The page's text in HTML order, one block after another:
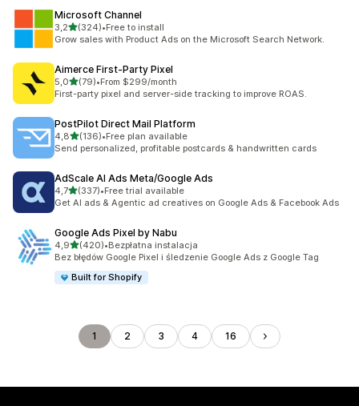
Microsoft Channel
3,2na 5 gwiazdek
(324)
Łączna liczba recenzji: 324
•Free to install
Grow sales with Product Ads on the Microsoft Search Network.
Aimerce First‑Party Pixel
5,0na 5 gwiazdek
(79)
Łączna liczba recenzji: 79
•From $299/month
First-party pixel and server-side tracking to improve ROAS.
PostPilot Direct Mail Platform
4,8na 5 gwiazdek
(136)
Łączna liczba recenzji: 136
•Free plan available
Send personalized, profitable postcards & handwritten cards
AdScale AI Ads Meta/Google Ads
4,7na 5 gwiazdek
(337)
Łączna liczba recenzji: 337
•Free trial available
Get AI ads & Agentic ad creatives on Google Ads & Facebook Ads
Google Ads Pixel by Nabu
4,9na 5 gwiazdek
(420)
Łączna liczba recenzji: 420
•Bezpłatna instalacja
Bez błędów Google Pixel i śledzenie Google Ads z Google Tag
Built for Shopify
1 2 3 4 16